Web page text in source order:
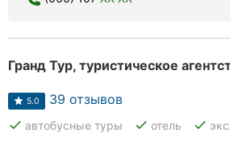
Франковск
Луцк
Гранд Тур, туристическое
5.0 39 отзывов
done автобусные туры done отель done